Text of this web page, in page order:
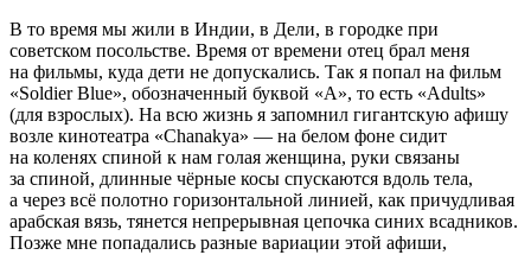
В то время мы жили в Индии, в Дели, в городке при
советском посольстве. Время от времени отец брал меня
на фильмы, куда дети не допускались. Так я попал на фильм
«Soldier Blue», обозначенный буквой «А», то есть «Adults»
(для взрослых). На всю жизнь я запомнил гигантскую афишу
возле кинотеатра «Chanakya» — на белом фоне сидит
на коленях спиной к нам голая женщина, руки связаны
за спиной, длинные чёрные косы спускаются вдоль тела,
а через всё полотно горизонтальной линией, как причудливая
арабская вязь, тянется непрерывная цепочка синих всадников.
Позже мне попадались разные вариации этой афиши,